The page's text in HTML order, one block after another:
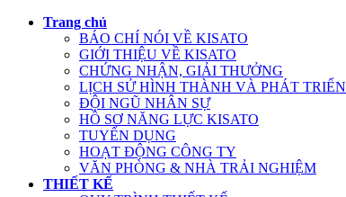
Trang chủ
BÁO CHÍ NÓI VỀ KISATO
GIỚI THIỆU VỀ KISATO
CHỨNG NHẬN, GIẢI THƯỞNG
LỊCH SỬ HÌNH THÀNH VÀ PHÁT TRIỂN
ĐỘI NGŨ NHÂN SỰ
HỒ SƠ NĂNG LỰC KISATO
TUYỂN DỤNG
HOẠT ĐỘNG CÔNG TY
VĂN PHÒNG & NHÀ TRẢI NGHIỆM
THIẾT KẾ